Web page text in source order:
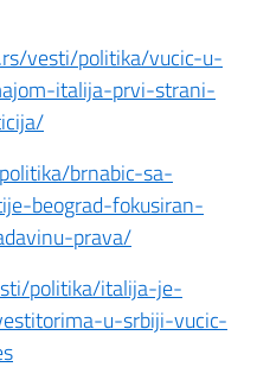
vesti/politika/vucic-u-
italija-prvi-strani-
brnabic-sa-
beograd-fokusiran-
prava/
politika/italija-je-
u-srbiji-vucic-